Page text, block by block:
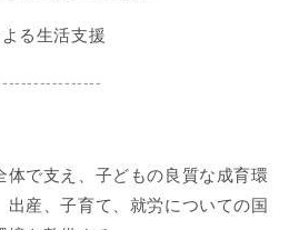
る生活支援
体で支え、子どもの良質な成育環
産、子育て、就労についての国